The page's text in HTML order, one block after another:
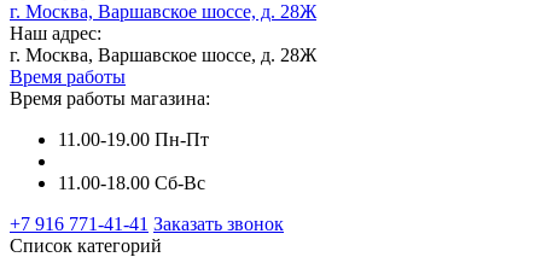
г. Москва, Варшавское шоссе, д. 28Ж
Наш адрес:
г. Москва, Варшавское шоссе, д. 28Ж
Время работы
Время работы магазина:
11.00-19.00 Пн-Пт
11.00-18.00 Сб-Вс
+7 916 771-41-41 Заказать звонок
Список категорий